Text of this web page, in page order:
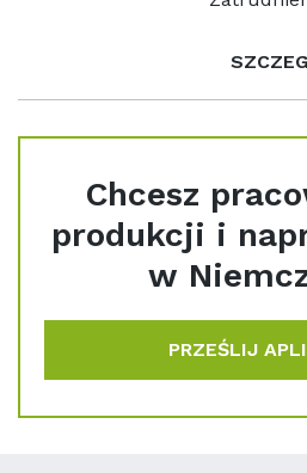
Chcesz
produkcji i
w
PRZEŚLIJ